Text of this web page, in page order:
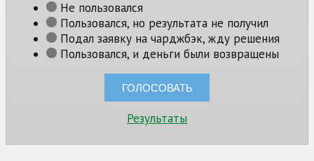
Не пользовался
Пользовался, но результата не получил
Подал заявку на чарджбэк, жду решения
Пользовался, и деньги были возвращены
Результаты